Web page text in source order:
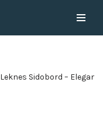
Leknes Sidobord –